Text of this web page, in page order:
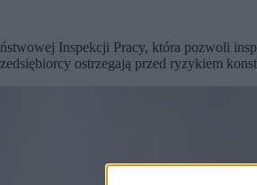
Inspekcji Pracy, która pozwoli
ostrzegają przed ryzykiem